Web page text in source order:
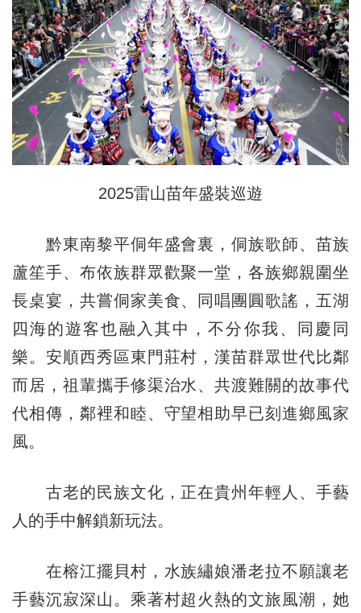
2025雷山苗年盛裝巡遊
黔東南黎平侗年盛會裏，侗族歌師、苗族
蘆笙手、布依族群眾歡聚一堂，各族鄉親圍坐
長桌宴，共嘗侗家美食、同唱團圓歌謠，五湖
四海的遊客也融入其中，不分你我、同慶同
樂。安順西秀區東門莊村，漢苗群眾世代比鄰
而居，祖輩攜手修渠治水、共渡難關的故事代
代相傳，鄰裡和睦、守望相助早已刻進鄉風家
風。
古老的民族文化，正在貴州年輕人、手藝
人的手中解鎖新玩法。
在榕江擺貝村，水族繡娘潘老拉不願讓老
手藝沉寂深山。乘著村超火熱的文旅風潮，她